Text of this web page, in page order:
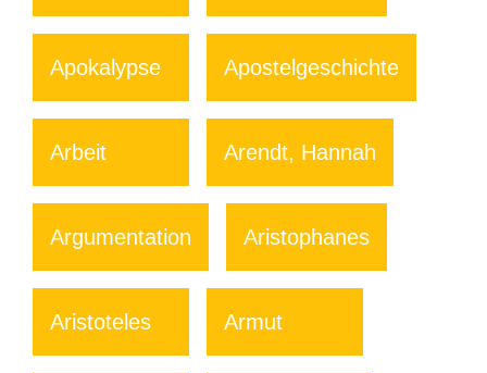
Apokalypse Apostelgeschichte
Arbeit Arendt, Hannah
Argumentation Aristophanes
Aristoteles Armut